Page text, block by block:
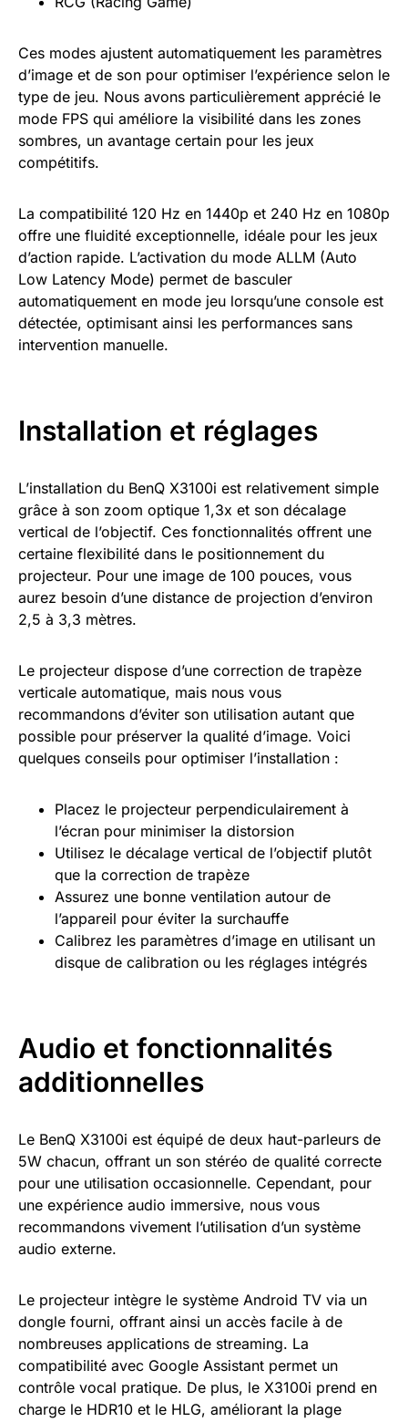
Ces modes ajustent automatiquement les paramètres
d’image et de son pour optimiser l’expérience selon le
type de jeu. Nous avons particulièrement apprécié le
mode FPS qui améliore la visibilité dans les zones
sombres, un avantage certain pour les jeux
compétitifs.
La compatibilité 120 Hz en 1440p et 240 Hz en 1080p
offre une fluidité exceptionnelle, idéale pour les jeux
d’action rapide. L’activation du mode ALLM (Auto
Low Latency Mode) permet de basculer
automatiquement en mode jeu lorsqu’une console est
détectée, optimisant ainsi les performances sans
intervention manuelle.
Installation et réglages
L’installation du BenQ X3100i est relativement simple
grâce à son zoom optique 1,3x et son décalage
vertical de l’objectif. Ces fonctionnalités offrent une
certaine flexibilité dans le positionnement du
projecteur. Pour une image de 100 pouces, vous
aurez besoin d’une distance de projection d’environ
2,5 à 3,3 mètres.
Le projecteur dispose d’une correction de trapèze
verticale automatique, mais nous vous
recommandons d’éviter son utilisation autant que
possible pour préserver la qualité d’image. Voici
quelques conseils pour optimiser l’installation :
Placez le projecteur perpendiculairement à
l’écran pour minimiser la distorsion
Utilisez le décalage vertical de l’objectif plutôt
que la correction de trapèze
Assurez une bonne ventilation autour de
l’appareil pour éviter la surchauffe
Calibrez les paramètres d’image en utilisant un
disque de calibration ou les réglages intégrés
Audio et fonctionnalités
additionnelles
Le BenQ X3100i est équipé de deux haut-parleurs de
5W chacun, offrant un son stéréo de qualité correcte
pour une utilisation occasionnelle. Cependant, pour
une expérience audio immersive, nous vous
recommandons vivement l’utilisation d’un système
audio externe.
Le projecteur intègre le système Android TV via un
dongle fourni, offrant ainsi un accès facile à de
nombreuses applications de streaming. La
compatibilité avec Google Assistant permet un
contrôle vocal pratique. De plus, le X3100i prend en
charge le HDR10 et le HLG, améliorant la plage